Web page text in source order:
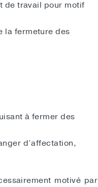
de travail pour motif
la fermeture des
à fermer des
d’affectation,
motivé par